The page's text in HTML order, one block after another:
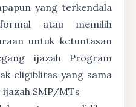
yang terkendala
atau memilih
untuk ketuntasan
ijazah Program
eligiblitas yang sama
SMP/MTs